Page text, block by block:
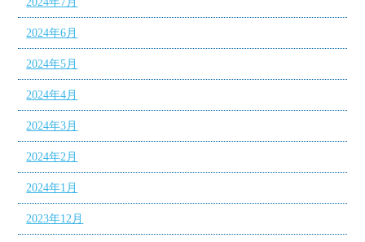
2024年6月
2024年5月
2024年4月
2024年3月
2024年2月
2024年1月
2023年12月